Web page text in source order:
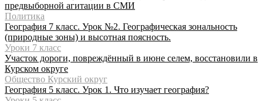
предвыборной агитации в СМИ
Политика
География 7 класс. Урок №2. Географическая зональность
(природные зоны) и высотная поясность.
Уроки 7 класс
Участок дороги, повреждённый в июне селем, восстановили в
Курском округе
Общество Курский округ
География 5 класс. Урок 1. Что изучает география?